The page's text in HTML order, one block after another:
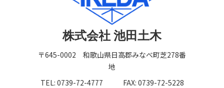
株式会社 池田土木
〒645-0002 和歌山県日高郡みなべ町芝278番
地
TEL: 0739-72-4777
FAX: 0739-72-5228